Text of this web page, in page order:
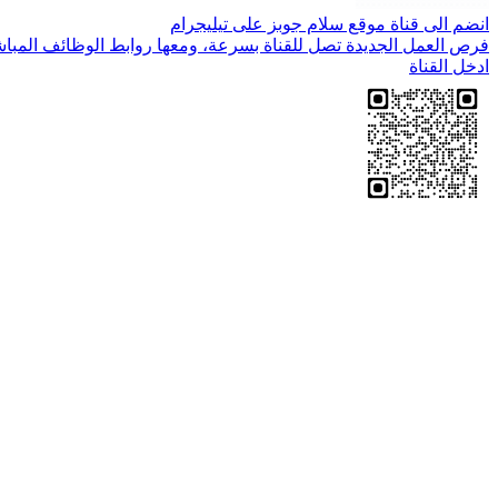
انضم الى قناة موقع سلام جوبز على تيليجرام
فرص العمل الجديدة تصل للقناة بسرعة، ومعها روابط الوظائف
ادخل القناة